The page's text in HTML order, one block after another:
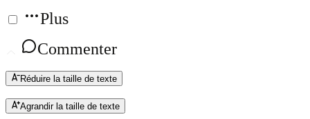
Plus
Commenter
Réduire la taille de texte
Agrandir la taille de texte